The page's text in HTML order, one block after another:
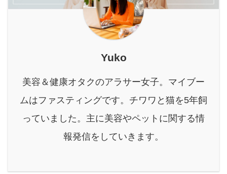
とは十分に可能です。 本
記事の内容 お留守 ...
ろう？」 そんな不安 ...
素風呂で〇kg痩せた！」
という声が聞かれる一方
「本当にそんな効果があ
るの？」と疑問に感じる
う。 本記事では、酵素風
がるのか、科学的なメカ
ニズムから、実際に目標
ルな体験談、そして成功
の秘訣までを徹底的に解
Yuko
美容＆健康オタクのアラサー女子。マイブー
ムはファスティングです。チワワと猫を5年飼
っていました。主に美容やペットに関する情
報発信をしていきます。